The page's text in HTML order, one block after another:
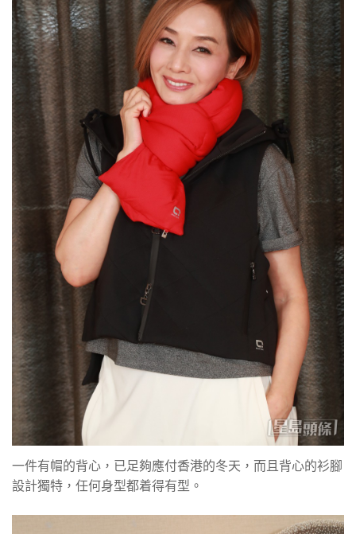
一件有帽的背心，已足夠應付香港的冬天，而且背心的衫腳
設計獨特，任何身型都着得有型。